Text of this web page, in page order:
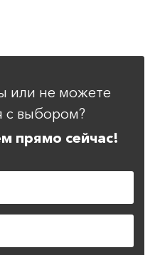
или не можете
с выбором?
прямо сейчас!